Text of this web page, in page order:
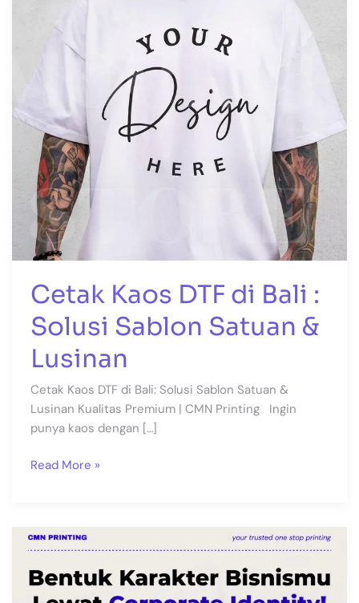
Cetak Kaos DTF di Bali :
Solusi Sablon Satuan &
Lusinan
Cetak Kaos DTF di Bali: Solusi Sablon Satuan &
Lusinan Kualitas Premium | CMN Printing Ingin
punya kaos dengan […]
Lusinan
Read More »
Corporate
Identity:
Kunci
Branding